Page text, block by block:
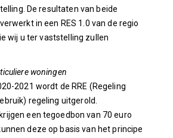
De resultaten van beide
in een RES 1.0 van de regio
wij u ter vaststelling zullen
woningen
2021 wordt de RRE (Regeling
regeling uitgerold.
een tegoedbon van 70 euro
deze op basis van het principe